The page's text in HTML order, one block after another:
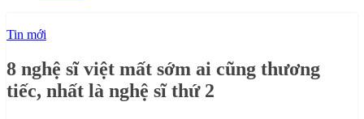
Tin mới
8 nghệ sĩ việt mất sớm ai cũng thương
tiếc, nhất là nghệ sĩ thứ 2